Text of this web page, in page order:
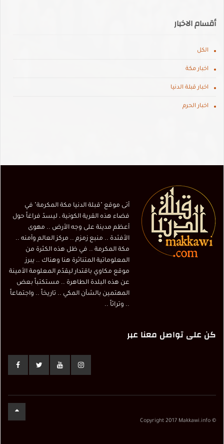
أقسام الاخبار
الكل
اخبار مكة
اخبار قبلة الدنيا
اخبار الحرم
أتى موقع "قبلة الدنيا مكة المكرمة" في
فضاء هذه القرية الكونية ، ليسدّ فراغاً حول
أعظم مدينة على وجه الأرض .. مهوى
الأفئدة .. منبع زمزم .. مركز العالم وأمنه ..
مكة المكرمة .. في ظل هذه الكثرة من
المعلوماتية المتناثرة هنا وهناك .. يبرز
موقع مكاوي باقتدار ليقدّم المعلومة الأمينة
عن هذه البلدة الطاهرة .. مستكتباً بعض
المهتمين بالشأن المكي .. تاريخاً .. واجتماعاً
.. وتراثاً ..
كن على تواصل معنا عبر
© Copyright 2017 Makkawi.info